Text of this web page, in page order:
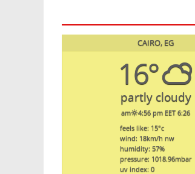
CAIRO, EG
16°
partly cloudy
6:26 am
4:56 pm EET
feels like: 15°c
wind: 18km/h nw
humidity: 57%
pressure: 1018.96mbar
uv index: 0